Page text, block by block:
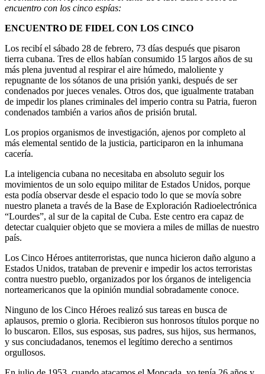
encuentro con los cinco espías:
ENCUENTRO DE FIDEL CON LOS CINCO
Los recibí el sábado 28 de febrero, 73 días después que pisaron
tierra cubana. Tres de ellos habían consumido 15 largos años de su
más plena juventud al respirar el aire húmedo, maloliente y
repugnante de los sótanos de una prisión yanki, después de ser
condenados por jueces venales. Otros dos, que igualmente trataban
de impedir los planes criminales del imperio contra su Patria, fueron
condenados también a varios años de prisión brutal.
Los propios organismos de investigación, ajenos por completo al
más elemental sentido de la justicia, participaron en la inhumana
cacería.
La inteligencia cubana no necesitaba en absoluto seguir los
movimientos de un solo equipo militar de Estados Unidos, porque
esta podía observar desde el espacio todo lo que se movía sobre
nuestro planeta a través de la Base de Exploración Radioelectrónica
“Lourdes”, al sur de la capital de Cuba. Este centro era capaz de
detectar cualquier objeto que se moviera a miles de millas de nuestro
país.
Los Cinco Héroes antiterroristas, que nunca hicieron daño alguno a
Estados Unidos, trataban de prevenir e impedir los actos terroristas
contra nuestro pueblo, organizados por los órganos de inteligencia
norteamericanos que la opinión mundial sobradamente conoce.
Ninguno de los Cinco Héroes realizó sus tareas en busca de
aplausos, premio o gloria. Recibieron sus honrosos títulos porque no
lo buscaron. Ellos, sus esposas, sus padres, sus hijos, sus hermanos,
y sus conciudadanos, tenemos el legítimo derecho a sentirnos
orgullosos.